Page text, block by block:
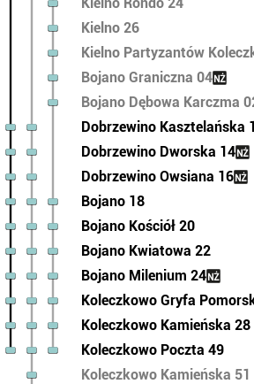
Kielno 26
Kielno Partyzantów
Bojano Graniczna 04
Bojano Dębowa Karczma
Dobrzewino Kasztelańska
Dobrzewino Dworska 14
Dobrzewino Owsiana 16
Bojano 18
Bojano Kościół 20
Bojano Kwiatowa 22
Bojano Milenium 24
Koleczkowo Gryfa
Koleczkowo Kamieńska 28
Koleczkowo Poczta 49
Koleczkowo Kamieńska 51